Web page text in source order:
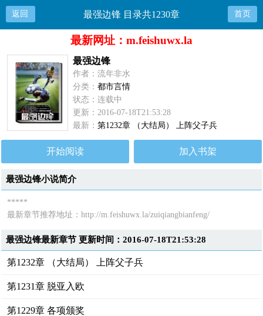
返回 最强边锋 目录共1230章 首页
最新网址：m.feishuwx.la
最强边锋
作者：流年非水
分类：都市言情
状态：连载中
更新：2016-07-18T21:53:28
最新：第1232章 （大结局） 上阵父子兵
开始阅读 加入书架
最强边锋小说简介
*****
最新章节推荐地址：http://m.feishuwx.la/zuiqiangbianfeng/
最强边锋最新章节 更新时间：2016-07-18T21:53:28
第1232章 （大结局） 上阵父子兵
第1231章 脱亚入欧
第1229章 各项颁奖